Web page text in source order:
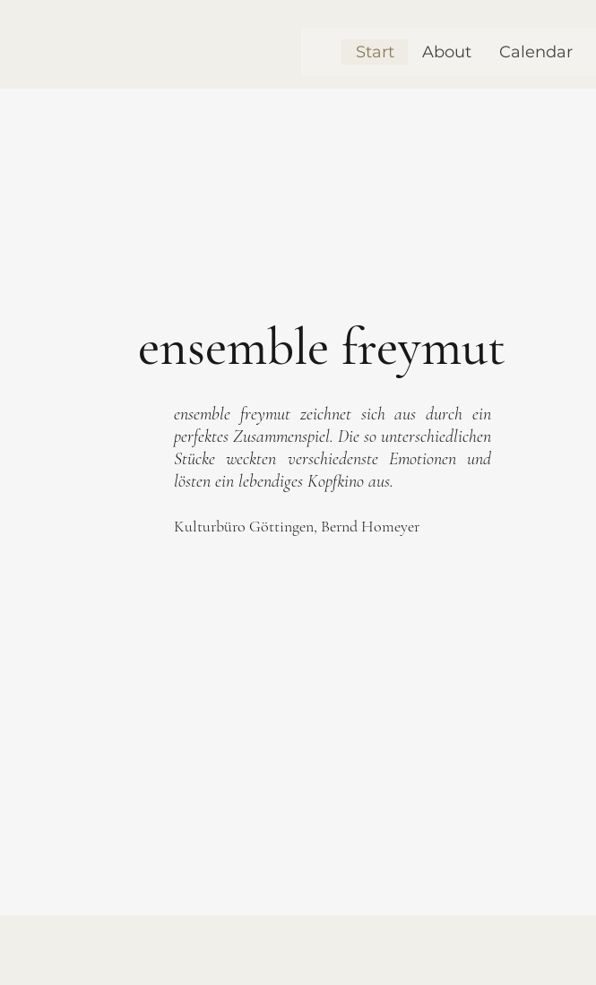
Start About Calendar
ensemble freymut
ensemble freymut zeichnet sich aus durch ein
perfektes Zusammenspiel. Die so unterschiedlichen
Stücke weckten verschiedenste Emotionen und
lösten ein lebendiges Kopfkino aus.
Kulturbüro Göttingen, Bernd Homeyer